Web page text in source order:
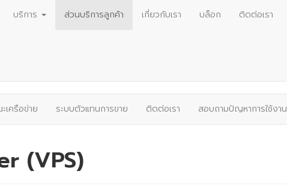
บริการ ส่วนบริการลูกค้า เกี่ยวกับเรา บล็อก ติดต่อเรา
เครือข่าย ระบบตัวแทนการขาย ติดต่อเรา สอบถามปัญหาการใช้งาน
(VPS)